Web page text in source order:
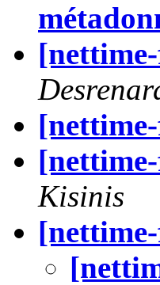
Kisinis